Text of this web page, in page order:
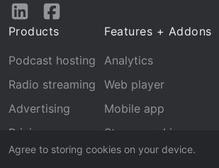
Agree to storing cookies on your device.
Follow
LinkedInFacebook
Products
Podcast hosting
Radio streaming
Advertising
Pricing
Features + Addons
Analytics
Web player
Mobile app
Stream archive
Recognition